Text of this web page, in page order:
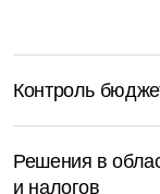
Контроль
Решения в
и налогов